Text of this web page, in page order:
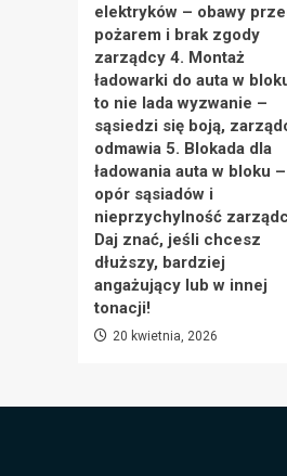
elektryków – obawy
pożarem i brak zgody
zarządcy 4. Montaż
ładowarki do auta w
to nie lada wyzwanie –
sąsiedzi się boją,
odmawia 5. Blokada dla
ładowania auta w bloku –
opór sąsiadów i
nieprzychylność
Daj znać, jeśli chcesz
dłuższy, bardziej
angażujący lub w innej
tonacji!
20 kwietnia, 2026